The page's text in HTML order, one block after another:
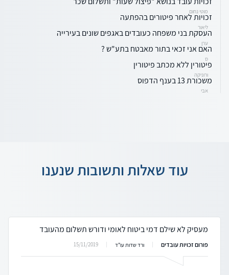
מוטי נחום
זכויות לאחר פיטורים בהפתעה
ליאור
העסקת בני משפחה כעובדים באגפים שונים בעירייה
ערן
האם אני זכאי בתור מאבטח בתע"ש ?
ס
פיטורין ללא מכתב פיטורין
ורוניקה
משכורת 13 בענף הדפוס
אבי
עוד שאלות ותשובות שנענו
מעסיק לא שילם דמי ביטוח לאומי ודורש תשלום מהעובד
פורום זכויות עובדים ורד שדות עו"ד 15/11/2019